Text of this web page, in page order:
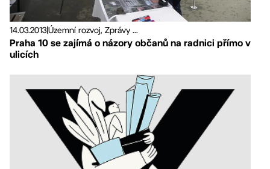
14.03.2013Územní rozvoj, Zprávy ...
Praha 10 se zajímá o názory občanů na radnici přímo v
ulicích